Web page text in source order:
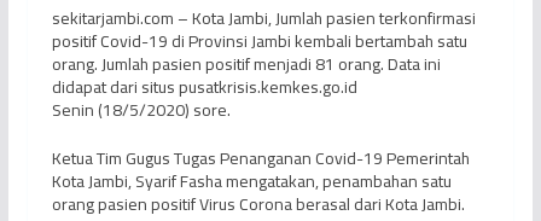
sekitarjambi.com – Kota Jambi, Jumlah pasien terkonfirmasi
positif Covid-19 di Provinsi Jambi kembali bertambah satu
orang. Jumlah pasien positif menjadi 81 orang. Data ini
didapat dari situs pusatkrisis.kemkes.go.id
Senin (18/5/2020) sore.
Ketua Tim Gugus Tugas Penanganan Covid-19 Pemerintah
Kota Jambi, Syarif Fasha mengatakan, penambahan satu
orang pasien positif Virus Corona berasal dari Kota Jambi.